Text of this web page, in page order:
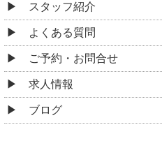
スタッフ紹介
よくある質問
ご予約・お問合せ
求人情報
ブログ